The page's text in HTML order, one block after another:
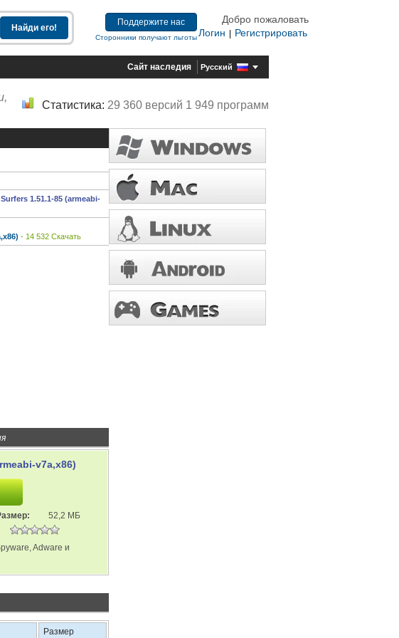
Поддержите нас
Сторонники получают льготы
Добро пожаловать
Логин
Регистрировать
Сайт наследия Русский
Статистика: 29 360 версий 1 949 программ
1.51.1-85 (armeabi-
- 14 532 Скачать
v7a,x86)
52,2 МБ
Adware и
Размер